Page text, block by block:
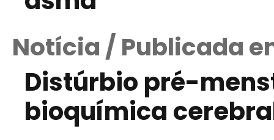
Notícia / Publicada
Distúrbio pré-
bioquímica